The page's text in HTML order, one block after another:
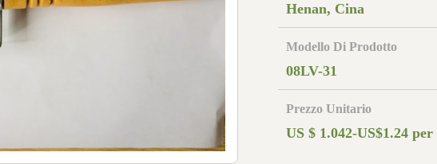
Henan, Cina
Modello Di Prodotto
08LV-31
Prezzo Unitario
US $ 1.042-US$1.24 per